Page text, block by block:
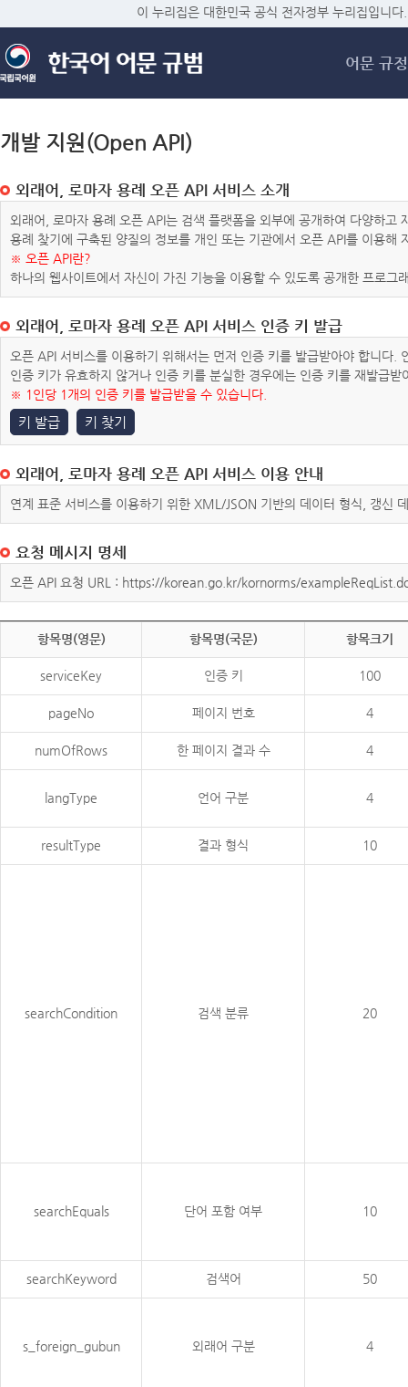
메
이 누리집은 대한민국 공식 전자정부 누리집입니다.
어문 규정
개발 지원(Open API)
외래어, 로마자 용례 오픈 API 서비스 소개
외래어, 로마자 용례 오픈 API는 검색 플랫폼을 외부에 공개하여 다양하
용례 찾기에 구축된 양질의 정보를 개인 또는 기관에서 오픈 API를 이용해
※ 오픈 API란?
하나의 웹사이트에서 자신이 가진 기능을 이용할 수 있도록 공개한 프로그
외래어, 로마자 용례 오픈 API 서비스 인증 키 발급
오픈 API 서비스를 이용하기 위해서는 먼저 인증 키를 발급받아야 합니다
인증 키가 유효하지 않거나 인증 키를 분실한 경우에는 인증 키를 재발급받
※ 1인당 1개의 인증 키를 발급받을 수 있습니다.
키 발급 키 찾기
외래어, 로마자 용례 오픈 API 서비스 이용 안내
연계 표준 서비스를 이용하기 위한 XML/JSON 기반의 데이터 형식, 갱신
요청 메시지 명세
오픈 API 요청 URL : https://korean.go.kr/kornorms/
항목명(영문) 항목명(국문) 항목크기
serviceKey 인증 키 100
pageNo 페이지 번호 4
numOfRows 한 페이지 결과 수 4
langType 언어 구분 4
resultType 결과 형식 10
searchCondition 검색 분류 20
searchEquals 단어 포함 여부 10
searchKeyword 검색어 50
s_foreign_gubun 외래어 구분 4